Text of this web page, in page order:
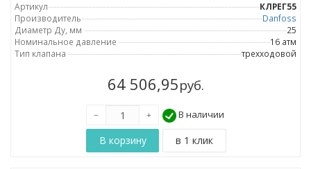
Артикул
КЛРЕГ55
Производитель
Danfoss
Диаметр Ду, мм
25
Номинальное давление
16 атм
Тип клапана
трехходовой
64 506,95руб.
В наличии